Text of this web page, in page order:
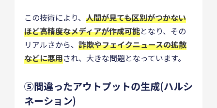
この技術により、 人間が見ても区別がつかない
ほど高精度なメディアが作成可能となり、その
リアルさから、 詐欺やフェイクニュースの拡散
などに悪用され、大きな問題となっています。
⑤間違ったアウトプットの生成(ハルシ
ネーション)